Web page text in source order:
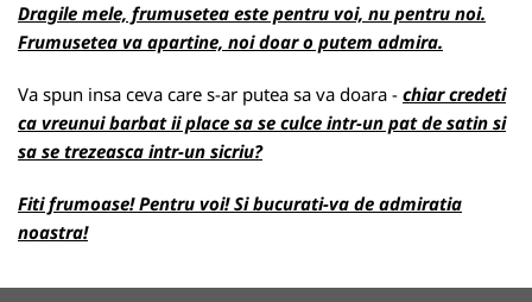
Dragile mele, frumusetea este pentru voi, nu pentru noi.
Frumusetea va apartine, noi doar o putem admira.
Va spun insa ceva care s-ar putea sa va doara - chiar credeti
ca vreunui barbat ii place sa se culce intr-un pat de satin si
sa se trezeasca intr-un sicriu?
Fiti frumoase! Pentru voi!Si bucurati-va de admiratia
noastra!